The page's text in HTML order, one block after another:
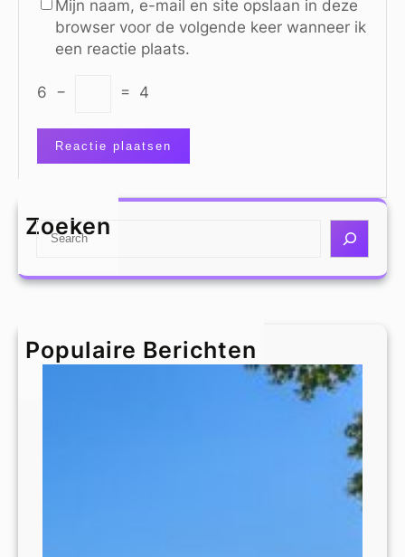
Mijn naam, e-mail en site opslaan in deze
browser voor de volgende keer wanneer ik
een reactie plaats.
6 − = 4
Zoeken
S
a
h
Populaire Berichten